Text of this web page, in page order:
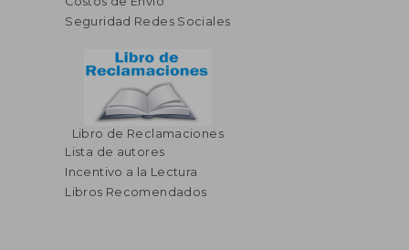
45%
dcto.
$ 45.76
$ 25.17
Seguridad Redes Sociales
Libro de Reclamaciones
Lista de autores
Incentivo a la Lectura
Libros Recomendados